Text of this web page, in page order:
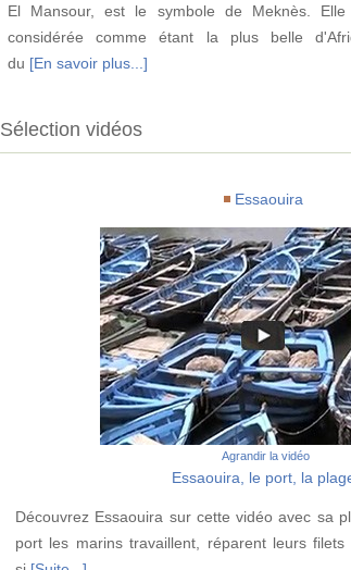
El Mansour, est le symbole de Meknès. Elle
considérée comme étant la plus belle
du [En savoir plus...]
Sélection vidéos
Essaouira
Agrandir la vidéo
Essaouira, le port, la
Découvrez Essaouira sur cette vidéo avec sa
port les marins travaillent, réparent leurs